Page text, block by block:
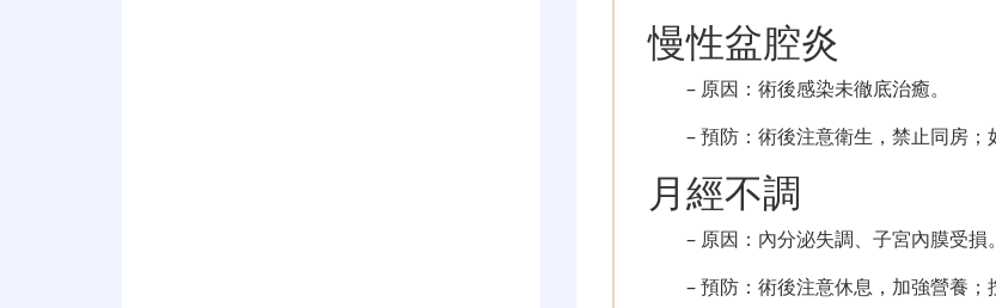
慢性盆腔炎
– 原因：術後感染未徹底治癒。
– 預防：術後注意衛生，禁止同房；
月經不調
– 原因：內分泌失調、子宮內膜受損。
– 預防：術後注意休息，加強營養；